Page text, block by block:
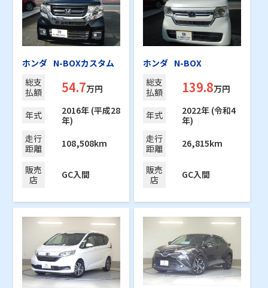
ホンダ N-BOXカスタム
総支
払額
54.7万円
年式
2016年 (平成28
年)
走行
距離
108,508km
販売
店
GC入間
ホンダ N-BOX
総支
払額
139.8万円
年式
2022年 (令和4
年)
走行
距離
26,815km
販売
店
GC入間